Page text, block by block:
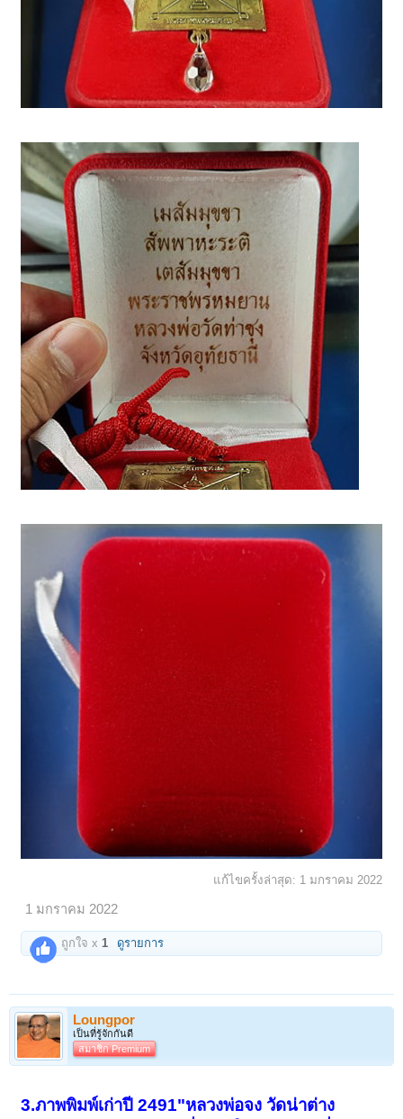
แก้ไขครั้งล่าสุด: 1 มกราคม 2022
1 มกราคม 2022
ถูกใจ x 1 ดูรายการ
Loungpor
เป็นที่รู้จักกันดี
สมาชิก Premium
3.ภาพพิมพ์เก่าปี 2491"หลวงพ่อจง วัดน่าต่าง